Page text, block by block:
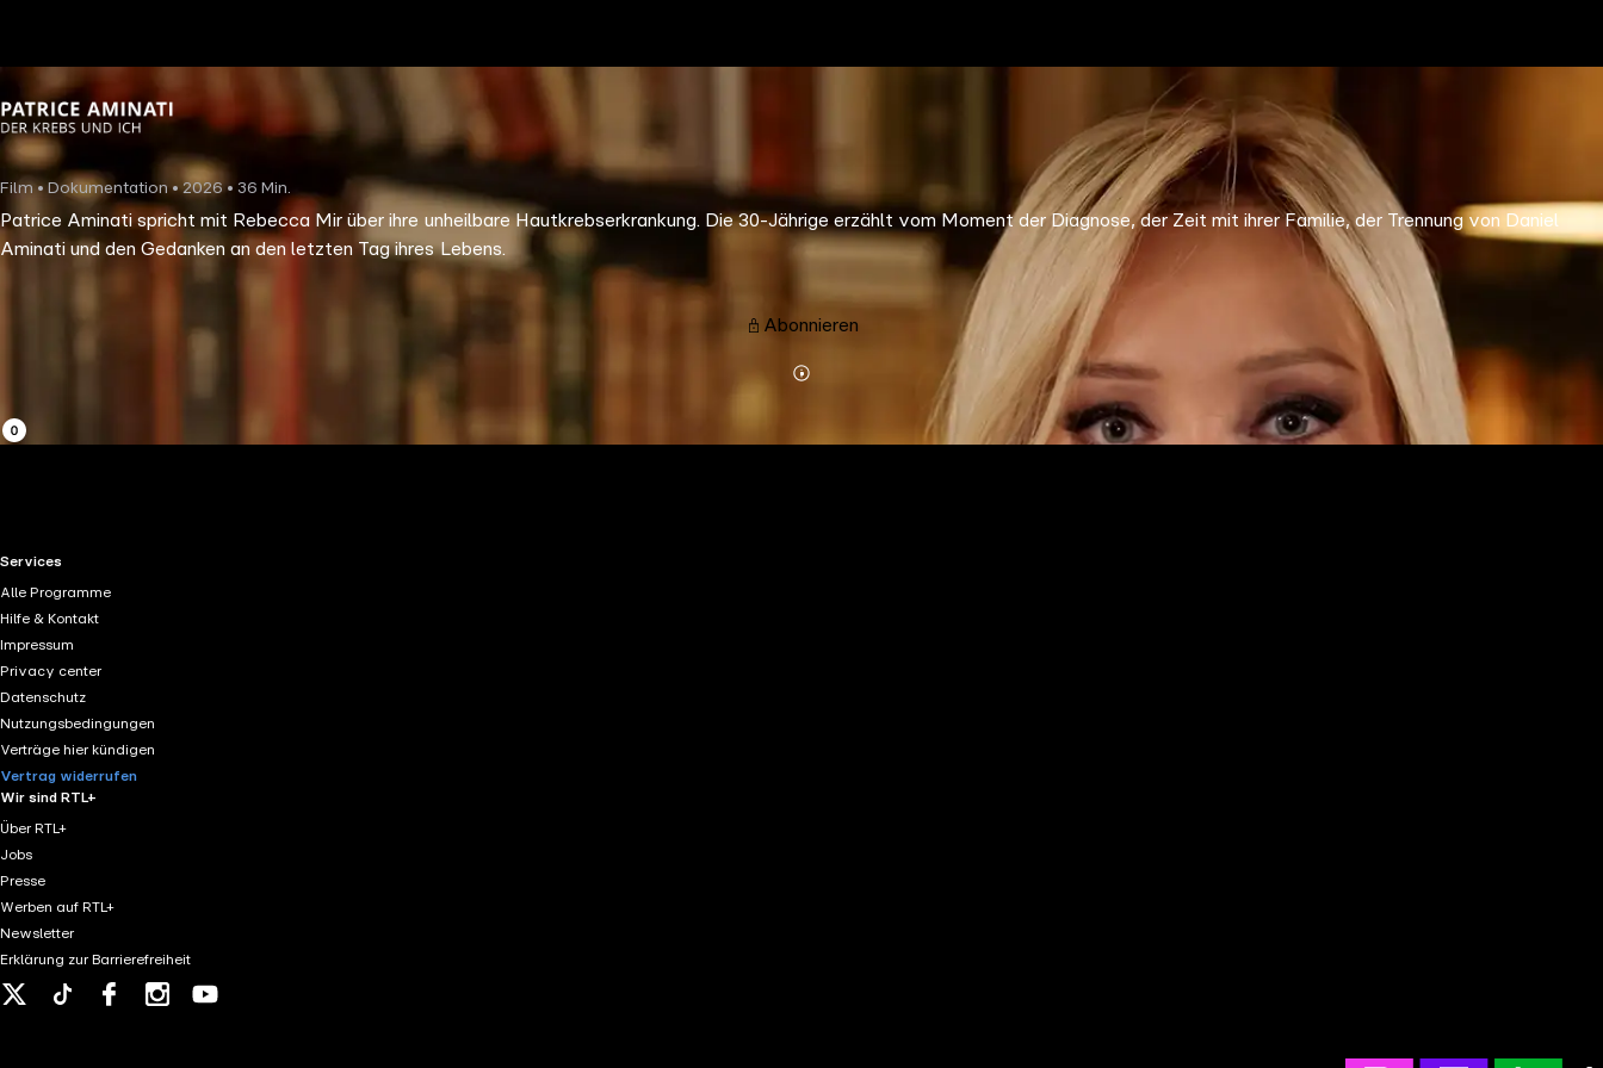
page
Film • Dokumentation • 2026 • 36 Min.
Patrice Aminati spricht mit Rebecca Mir über ihre unheilbare Hautkrebserkrankung. Die 30-Jährige erzählt vom Moment der Diagnose, der Zeit mit ihrer Familie, der Trennung von Daniel
Aminati und den Gedanken an den letzten Tag ihres Lebens.
Abonnieren
Mehr
RTL+ useful links.
Services
Alle Programme
Hilfe & Kontakt
Impressum
Privacy center
Datenschutz
Nutzungsbedingungen
Verträge hier kündigen
Vertrag widerrufen
Wir sind RTL+
Über RTL+
Jobs
Presse
Werben auf RTL+
Newsletter
Erklärung zur Barrierefreiheit
Tiktok FacebookInstagram